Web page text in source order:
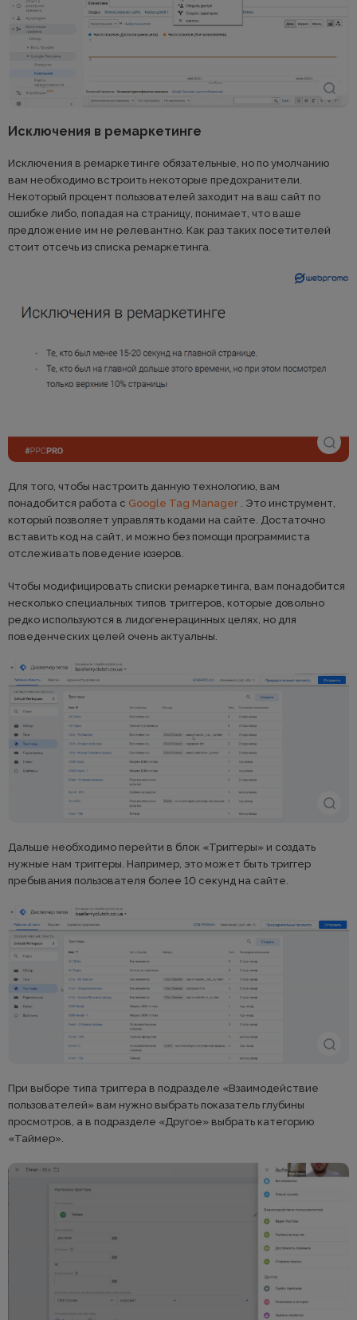
Исключения в ремаркетинге
Исключения в ремаркетинге обязательные, но по умолчанию
вам необходимо встроить некоторые предохранители.
Некоторый процент пользователей заходит на ваш сайт по
ошибке либо, попадая на страницу, понимает, что ваше
предложение им не релевантно. Как раз таких посетителей
стоит отсечь из списка ремаркетинга.
Для того, чтобы настроить данную технологию, вам
понадобится работа с Google Tag Manager . Это инструмент,
который позволяет управлять кодами на сайте. Достаточно
вставить код на сайт, и можно без помощи программиста
отслеживать поведение юзеров.
Чтобы модифицировать списки ремаркетинга, вам понадобится
несколько специальных типов триггеров, которые довольно
редко используются в лидогенерацинных целях, но для
поведенческих целей очень актуальны.
Дальше необходимо перейти в блок «Триггеры» и создать
нужные нам триггеры. Например, это может быть триггер
пребывания пользователя более 10 секунд на сайте.
При выборе типа триггера в подразделе «Взаимодействие
пользователей» вам нужно выбрать показатель глубины
просмотров, а в подразделе «Другое» выбрать категорию
«Таймер».